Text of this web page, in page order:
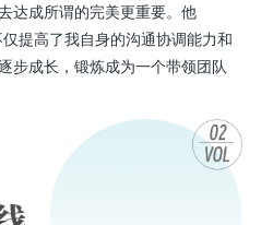
达成所谓的完美更重要。他
提高了我自身的沟通协调能力和
步成长，锻炼成为一个带领团队